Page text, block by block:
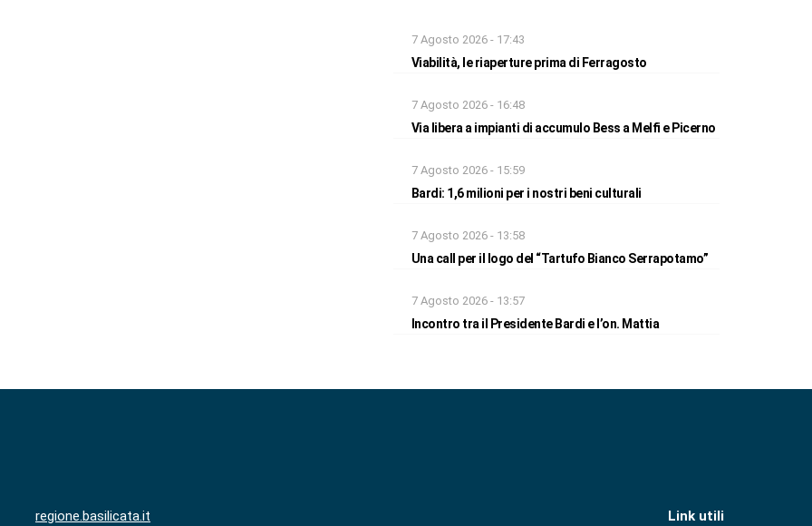
7 Agosto 2026 - 17:43
Viabilità, le riaperture prima di Ferragosto
7 Agosto 2026 - 16:48
Via libera a impianti di accumulo Bess a Melfi e Picerno
7 Agosto 2026 - 15:59
Bardi: 1,6 milioni per i nostri beni culturali
7 Agosto 2026 - 13:58
Una call per il logo del “Tartufo Bianco Serrapotamo”
7 Agosto 2026 - 13:57
Incontro tra il Presidente Bardi e l’on. Mattia
regione.basilicata.it Link utili